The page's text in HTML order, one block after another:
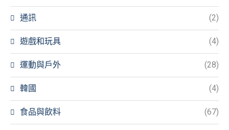
通訊 (2)
遊戲和玩具 (4)
運動與戶外 (28)
韓國 (4)
食品與飲料 (67)